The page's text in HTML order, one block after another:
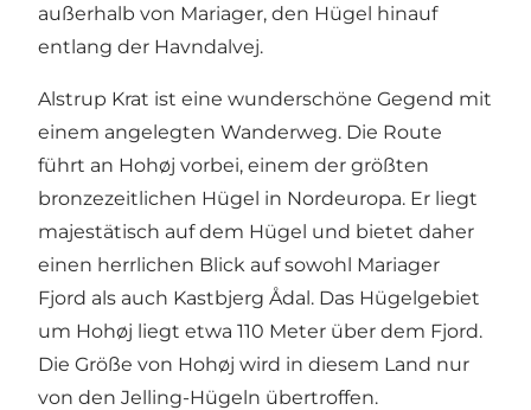
außerhalb von Mariager, den Hügel hinauf
entlang der Havndalvej.
Alstrup Krat ist eine wunderschöne Gegend mit
einem angelegten Wanderweg. Die Route
führt an Hohøj vorbei, einem der größten
bronzezeitlichen Hügel in Nordeuropa. Er liegt
majestätisch auf dem Hügel und bietet daher
einen herrlichen Blick auf sowohl Mariager
Fjord als auch Kastbjerg Ådal. Das Hügelgebiet
um Hohøj liegt etwa 110 Meter über dem Fjord.
Die Größe von Hohøj wird in diesem Land nur
von den Jelling-Hügeln übertroffen.